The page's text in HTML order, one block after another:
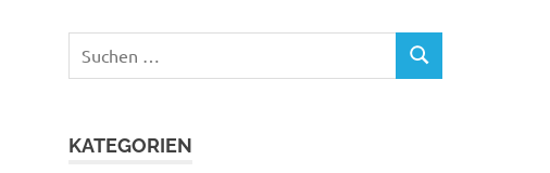
Suchen
SUCHEN
KATEGORIEN